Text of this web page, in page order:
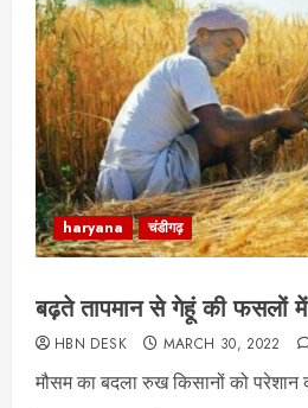
haryana चंडीगढ़
बढ़ते तापमान से गेहूं की फसलों
HBN DESK MARCH 30, 2022
मौसम का बदला रुख किसानों को परेशान